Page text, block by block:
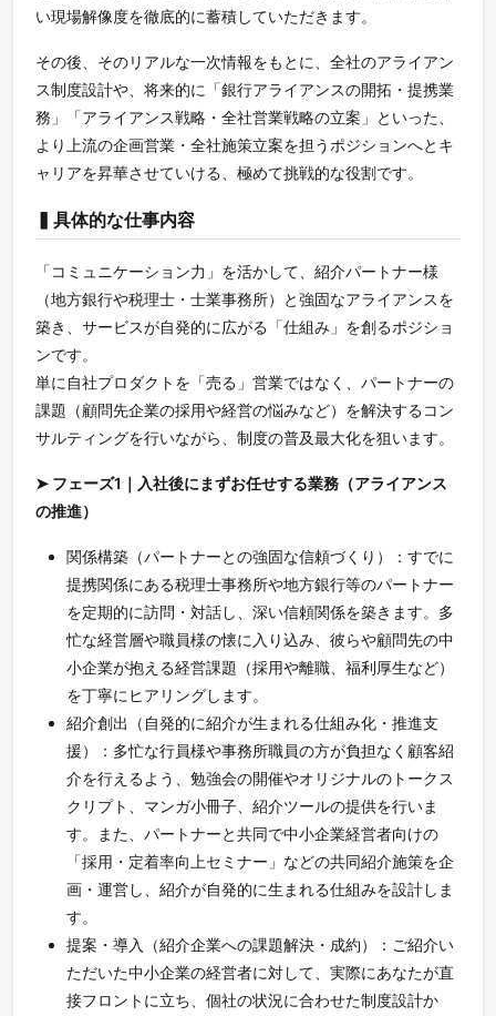
い現場解像度を徹底的に蓄積していただきます。
その後、そのリアルな一次情報をもとに、全社のアライアン
ス制度設計や、将来的に「銀行アライアンスの開拓・提携業
務」「アライアンス戦略・全社営業戦略の立案」といった、
より上流の企画営業・全社施策立案を担うポジションへとキ
ャリアを昇華させていける、極めて挑戦的な役割です。
▍具体的な仕事内容
「コミュニケーション力」を活かして、紹介パートナー様
（地方銀行や税理士・士業事務所）と強固なアライアンスを
築き、サービスが自発的に広がる「仕組み」を創るポジショ
ンです。
単に自社プロダクトを「売る」営業ではなく、パートナーの
課題（顧問先企業の採用や経営の悩みなど）を解決するコン
サルティングを行いながら、制度の普及最大化を狙います。
➤ フェーズ1｜入社後にまずお任せする業務（アライアンス
の推進）
関係構築（パートナーとの強固な信頼づくり）：すでに
提携関係にある税理士事務所や地方銀行等のパートナー
を定期的に訪問・対話し、深い信頼関係を築きます。多
忙な経営層や職員様の懐に入り込み、彼らや顧問先の中
小企業が抱える経営課題（採用や離職、福利厚生など）
を丁寧にヒアリングします。
紹介創出（自発的に紹介が生まれる仕組み化・推進支
援）：多忙な行員様や事務所職員の方が負担なく顧客紹
介を行えるよう、勉強会の開催やオリジナルのトークス
クリプト、マンガ小冊子、紹介ツールの提供を行いま
す。また、パートナーと共同で中小企業経営者向けの
「採用・定着率向上セミナー」などの共同紹介施策を企
画・運営し、紹介が自発的に生まれる仕組みを設計しま
す。
提案・導入（紹介企業への課題解決・成約）：ご紹介い
ただいた中小企業の経営者に対して、実際にあなたが直
接フロントに立ち、個社の状況に合わせた制度設計か